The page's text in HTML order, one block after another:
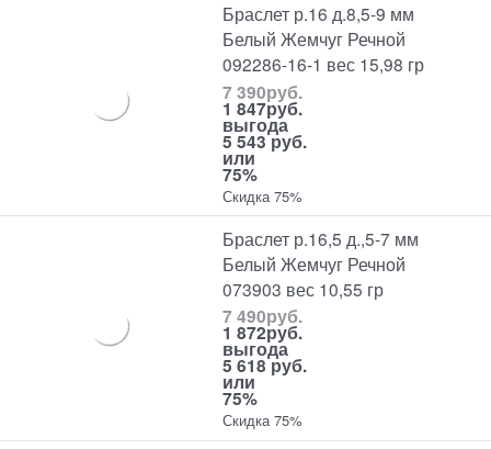
Браслет р.16 д.8,5-9 мм
Белый Жемчуг Речной
092286-16-1 вес 15,98 гр
7 390руб.
1 847руб.
выгода
5 543 руб.
или
75%
Скидка 75%
Браслет р.16,5 д.,5-7 мм
Белый Жемчуг Речной
073903 вес 10,55 гр
7 490руб.
1 872руб.
выгода
5 618 руб.
или
75%
Скидка 75%